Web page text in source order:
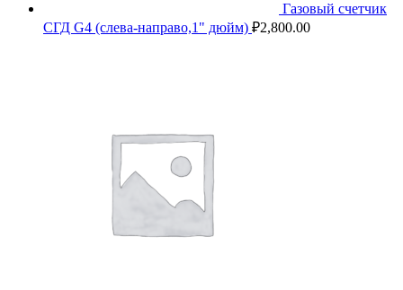
Газовый счетчик
СГД G4 (слева-направо,1" дюйм) ₽2,800.00